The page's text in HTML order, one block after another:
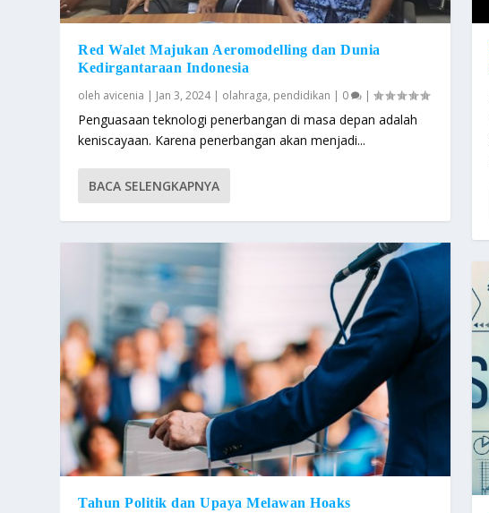
Red Walet Majukan Aeromodelling dan Dunia
Kedirgantaraan Indonesia
oleh avicenia | Jan 3, 2024| olahraga, pendidikan | 0 |
Penguasaan teknologi penerbangan di masa depan adalah
keniscayaan. Karena penerbangan akan menjadi...
BACA SELENGKAPNYA
Tahun Politik dan Upaya Melawan Hoaks